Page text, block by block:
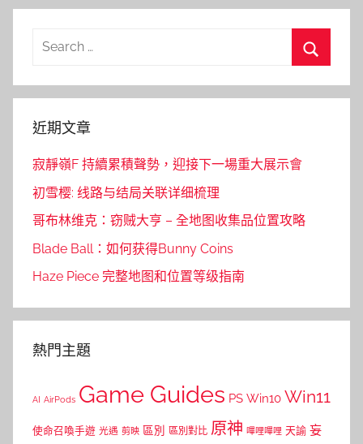
導
Search
近期文章
寂靜嶺F 持續累積聲勢，迎接下一場重大展示會
初雪樱: 线路与结局关联详细梳理
哥布林维克：窃贼大亨 – 全地图收集品位置攻略
Blade Ball：如何获得Bunny Coins
Haze Piece 完整地图和位置等级指南
熱門主題
AI AirPods Game Guides PS Win10 Win11
使命召喚手遊 光遇 剪映 區別 區別對比 原神 嗶哩嗶哩 天諭 妄